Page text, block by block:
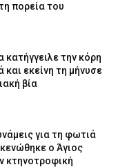
από αμέλεια
δίπλα στο
– «Έφυγε για
πορεία του
την κόρη
και εκείνη τη μήνυσε
βία
για τη φωτιά
ο Άγιος
κτηνοτροφική